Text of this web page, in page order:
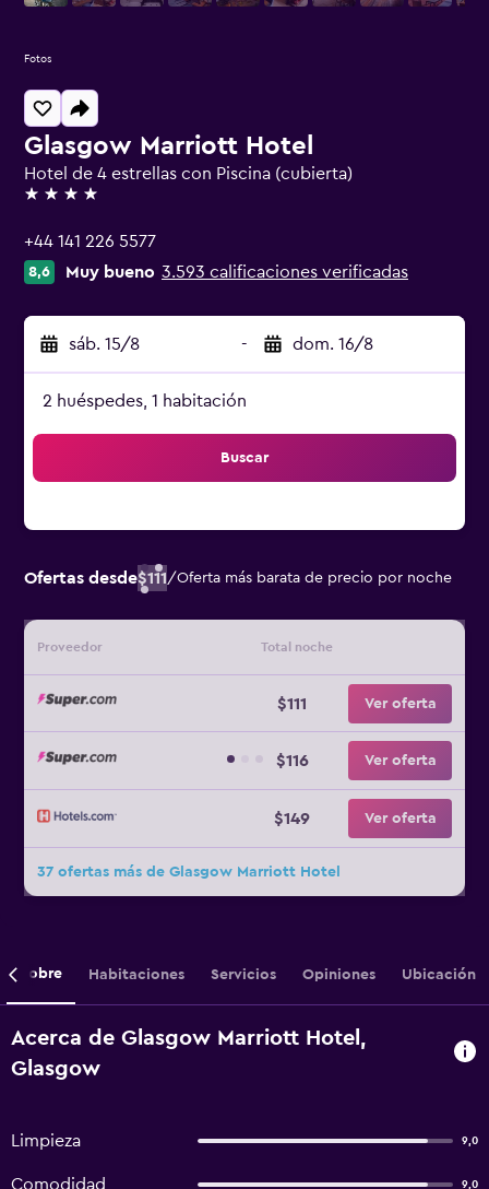
Glasgow Marriott Hotel
Hotel de 4 estrellas con Piscina (cubierta)
4 estrellas
+44 141 226 5577
8,6 Muy bueno 3.593 calificaciones verificadas
sáb. 15/8 - dom. 16/8
2 huéspedes, 1 habitación
Buscar
Ofertas desde$111/Oferta más barata de precio por noche
Proveedor Total noche
$111 Ver oferta
$116 Ver oferta
$149 Ver oferta
37 ofertas más de Glasgow Marriott Hotel
Fotos
Sobre Habitaciones Servicios Opiniones Ubicación
Acerca de Glasgow Marriott Hotel,
Glasgow
Limpieza 9,0
Comodidad 9,0